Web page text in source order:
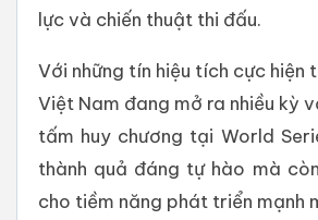
lực và chiến thuật thi đấu.
Với những tín hiệu tích cực hiện
Việt Nam đang mở ra nhiều kỳ
tấm huy chương tại World
thành quả đáng tự hào mà
cho tiềm năng phát triển mạnh